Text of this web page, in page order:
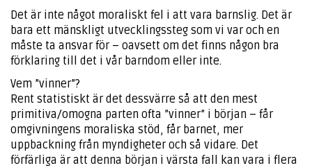
Det är inte något moraliskt fel i att vara barnslig. Det är
bara ett mänskligt utvecklingssteg som vi var och en
måste ta ansvar för – oavsett om det finns någon bra
förklaring till det i vår barndom eller inte.
Vem ”vinner”?
Rent statistiskt är det dessvärre så att den mest
primitiva/omogna parten ofta ”vinner” i början – får
omgivningens moraliska stöd, får barnet, mer
uppbackning från myndigheter och så vidare. Det
förfärliga är att denna början i värsta fall kan vara i flera